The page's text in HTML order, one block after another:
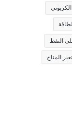
الكربوني
النفط
تغير المناخ